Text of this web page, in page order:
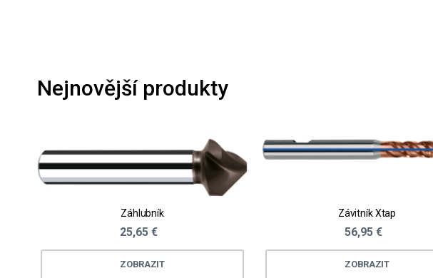
Nejnovější produkty
Záhlubník
25,65 €
ZOBRAZIT
Závitník Xtap
56,95 €
ZOBRAZIT